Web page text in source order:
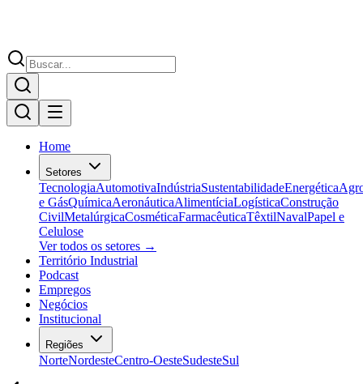
Home
Setores
TecnologiaAutomotivaIndústriaSustentabilidadeEnergética
e GásQuímicaAeronáuticaAlimentíciaLogísticaConstrução
CivilMetalúrgicaCosméticaFarmacêuticaTêxtilNavalPapel e
Celulose
Ver todos os setores →
Território Industrial
Podcast
Empregos
Negócios
Institucional
Regiões
NorteNordesteCentro-OesteSudesteSul